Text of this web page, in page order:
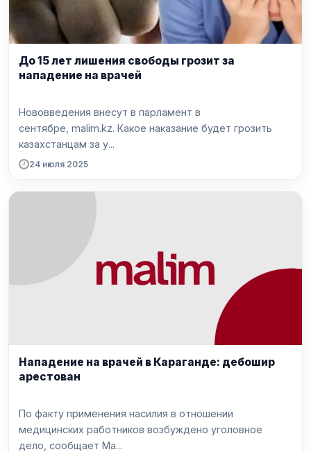
До 15 лет лишения свободы грозит за
нападение на врачей
Нововведения внесут в парламент в
сентябре, malim.kz. Какое наказание будет грозить
казахстанцам за у...
24 июля 2025
Нападение на врачей в Караганде: дебошир
арестован
По факту применения насилия в отношении
медицинских работников возбуждено уголовное
дело, сообщает Ma...